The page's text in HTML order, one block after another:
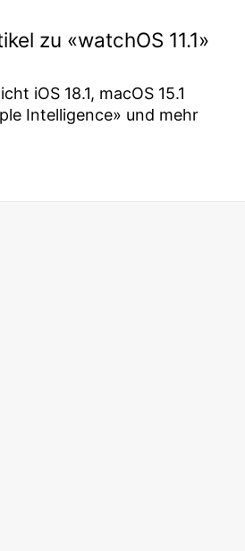
zu «watchOS 11.1»
iOS 18.1, macOS 15.1
Intelligence» und mehr